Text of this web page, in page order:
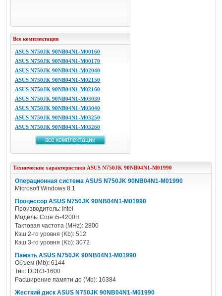
Все комплектации
ASUS N750JK 90NB04N1-M00160
ASUS N750JK 90NB04N1-M00170
ASUS N750JK 90NB04N1-M02040
ASUS N750JK 90NB04N1-M02150
ASUS N750JK 90NB04N1-M02160
ASUS N750JK 90NB04N1-M03030
ASUS N750JK 90NB04N1-M03040
ASUS N750JK 90NB04N1-M03250
ASUS N750JK 90NB04N1-M03260
все комплектации
Технические характеристики ASUS N750JK 90NB04N1-M01990
Операционная система ASUS N750JK 90NB04N1-M01990
Microsoft Windows 8.1
Процессор ASUS N750JK 90NB04N1-M01990
Производитель: Intel
Модель: Core i5-4200H
Тактовая частота (MHz): 2800
Кэш 2-го уровня (Kb): 512
Кэш 3-го уровня (Kb): 3072
Память ASUS N750JK 90NB04N1-M01990
Объем (Mb): 6144
Тип: DDR3-1600
Расширение памяти до (Mb): 16384
Жесткий диск ASUS N750JK 90NB04N1-M01990